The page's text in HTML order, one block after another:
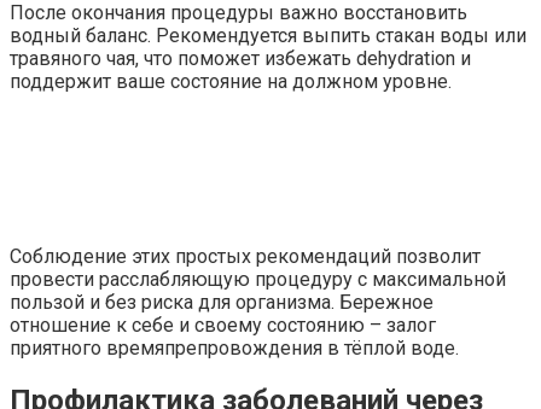
После окончания процедуры важно восстановить
водный баланс. Рекомендуется выпить стакан воды или
травяного чая, что поможет избежать dehydration и
поддержит ваше состояние на должном уровне.
Соблюдение этих простых рекомендаций позволит
провести расслабляющую процедуру с максимальной
пользой и без риска для организма. Бережное
отношение к себе и своему состоянию – залог
приятного времяпрепровождения в тёплой воде.
Профилактика заболеваний через